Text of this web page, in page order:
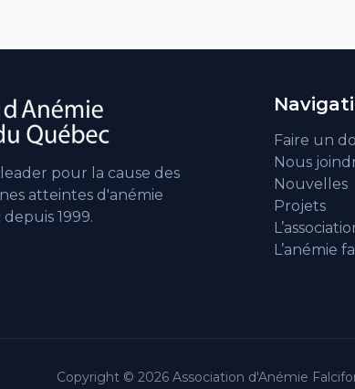
pour la cause des
atteintes d'anémie
1999.
Faire un
Nous
Nouvelles
Projets
L’anémie
Copyright © 2026 Association d'Anémie